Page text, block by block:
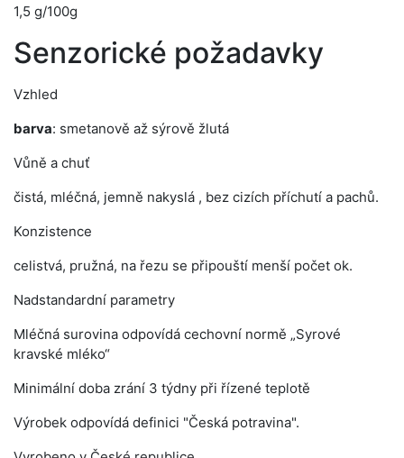
1,5 g/100g
Senzorické požadavky
Vzhled
barva: smetanově až sýrově žlutá
Vůně a chuť
čistá, mléčná, jemně nakyslá , bez cizích příchutí a pachů.
Konzistence
celistvá, pružná, na řezu se připouští menší počet ok.
Nadstandardní parametry
Mléčná surovina odpovídá cechovní normě „Syrové
kravské mléko“
Minimální doba zrání 3 týdny při řízené teplotě
Výrobek odpovídá definici "Česká potravina".